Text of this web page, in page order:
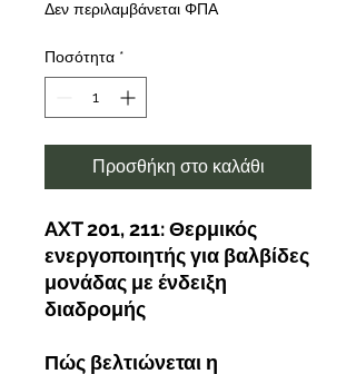
Δεν περιλαμβάνεται ΦΠΑ
Ποσότητα *
Προσθήκη στο καλάθι
AXT 201, 211: Θερμικός
ενεργοποιητής για βαλβίδες
μονάδας με ένδειξη
διαδρομής
Πώς βελτιώνεται η